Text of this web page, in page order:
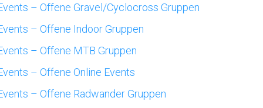
– Offene Gravel/Cyclocross Gruppen
– Offene Indoor Gruppen
– Offene MTB Gruppen
– Offene Online Events
– Offene Radwander Gruppen